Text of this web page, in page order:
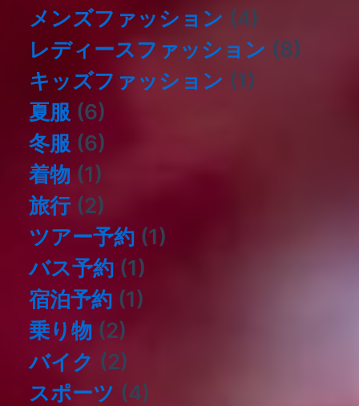
メンズファッション (4)
レディースファッション (8)
キッズファッション (1)
夏服 (6)
冬服 (6)
着物 (1)
旅行(2)
ツアー予約 (1)
バス予約 (1)
宿泊予約 (1)
乗り物 (2)
バイク (2)
スポーツ (4)